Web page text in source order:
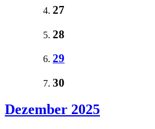
27
28
29
30
Dezember 2025